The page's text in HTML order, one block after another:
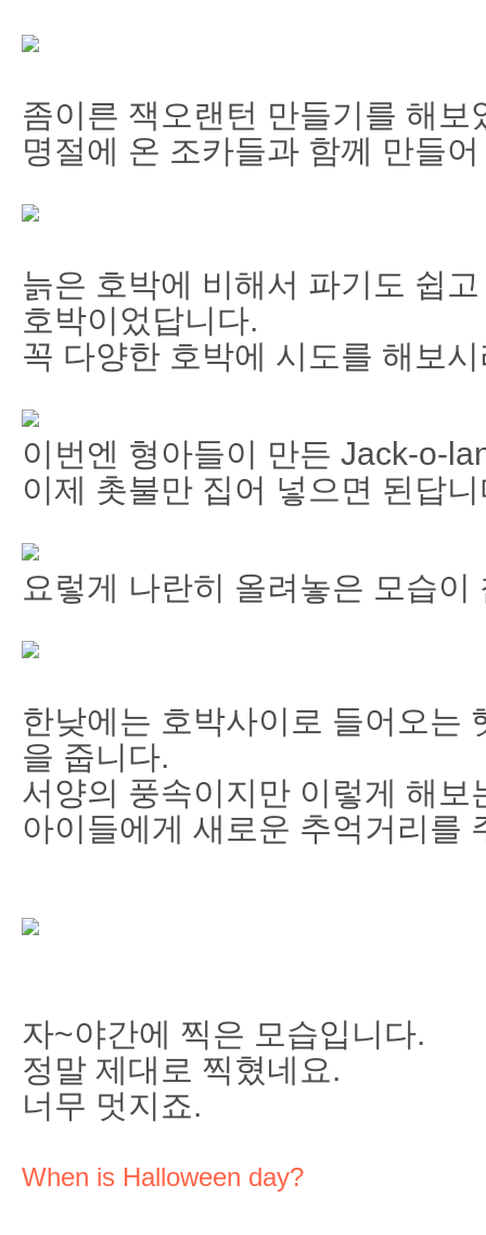
좀이른 잭오랜턴 만들기를 해보
명절에 온 조카들과 함께 만들
늙은 호박에 비해서 파기도 쉽
호박이었답니다.
꼭 다양한 호박에 시도를 해보
이번엔 형아들이 만든 Jack-o-
이제 촛불만 집어 넣으면 된답
요렇게 나란히 올려놓은 모습이
한낮에는 호박사이로 들어오는
을 줍니다.
서양의 풍속이지만 이렇게 해보
아이들에게 새로운 추억거리를
자~야간에 찍은 모습입니다.
정말 제대로 찍혔네요.
너무 멋지죠.
When is Halloween day?